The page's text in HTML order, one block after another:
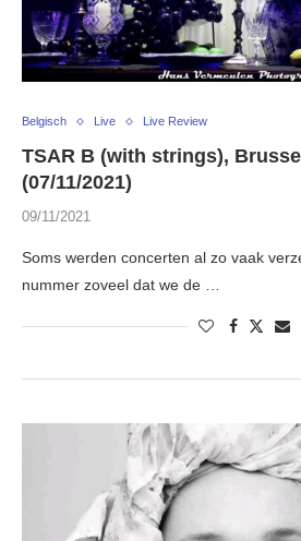
Belgisch Live Live Review
TSAR B (with strings),
(07/11/2021)
09/11/2021
Soms werden concerten al zo vaak
nummer zoveel dat we de …